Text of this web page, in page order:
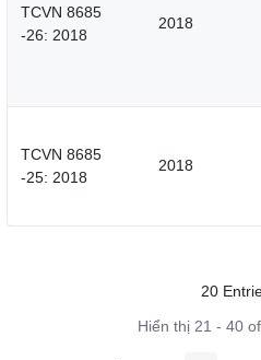
TCVN 8685
-26: 2018
2018
TCVN 8685
-25: 2018
2018
20
Hiển thị 21 - 40